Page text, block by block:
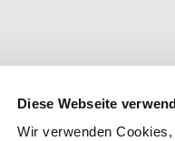
Diese Webseite
Wir verwenden